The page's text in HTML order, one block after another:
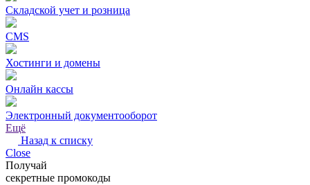
Складской учет и розница
CMS
Хостинги и домены
Онлайн кассы
Электронный документооборот
Ещё
Назад к списку
Close
Получай
секретные промокоды